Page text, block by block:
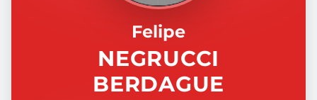
Felipe
NEGRUCCI
BERDAGUE